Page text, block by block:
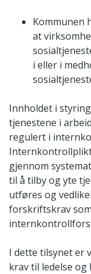
Kommunen
at
i eller i
Innholdet i
tjenestene i
regulert i
gjennom
til å tilby og yte
utføres og
forskriftskrav
I dette tilsynet er
krav til ledelse